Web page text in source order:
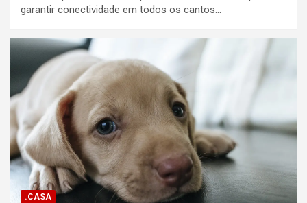
garantir conectividade em todos os cantos…
.CASA